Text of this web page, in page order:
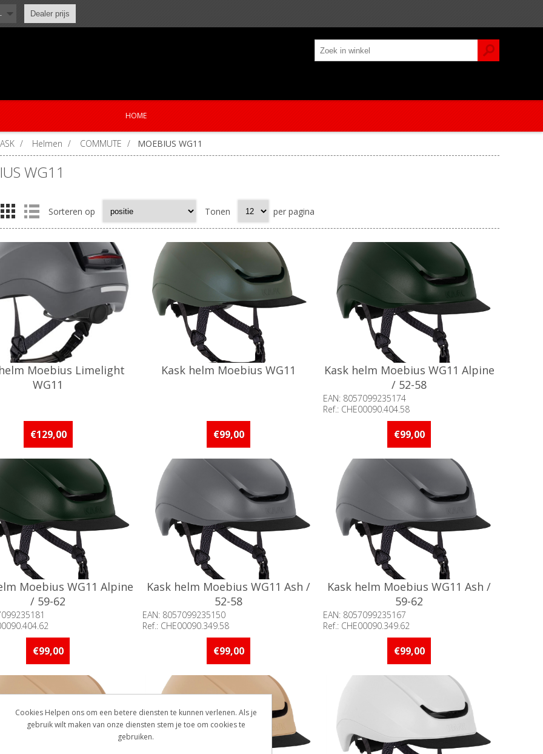
Dealer prijs
HOME
/ Helmen / COMMUTE / MOEBIUS WG11
WG11
Sorteren op Tonen per pagina
Moebius Limelight
WG11
€129,00
Kask helm Moebius WG11
€99,00
Kask helm Moebius WG11 Alpine
/ 52-58
EAN: 8057099235174
Ref.: CHE00090.404.58
Beschikbaarheid:: 5 stuks of meer op
€99,00
Moebius WG11 Alpine
/ 59-62
5 stuks of meer op
€99,00
Kask helm Moebius WG11 Ash /
52-58
EAN: 8057099235150
Ref.: CHE00090.349.58
Beschikbaarheid:: 5 stuks of meer op
€99,00
Kask helm Moebius WG11 Ash /
59-62
EAN: 8057099235167
Ref.: CHE00090.349.62
Beschikbaarheid:: 5 stuks of meer op
€99,00
Cookies Helpen ons om een betere diensten te kunnen verlenen. Als je
gebruik wilt maken van onze diensten stem je toe om cookies te
gebruiken.